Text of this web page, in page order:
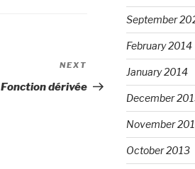
Post
NEXT
Fonction dérivée
September
February 2014
January 2014
December
November
October 2013